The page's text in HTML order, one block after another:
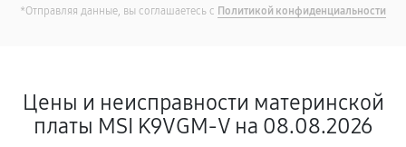
*Отправляя данные, вы соглашаетесь с Политикой конфиденциальности
Цены и неисправности материнской
платы MSI K9VGM-V на 08.08.2026